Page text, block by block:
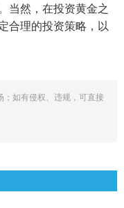
当然，在投资黄金之
合理的投资策略，以
；如有侵权、违规，可直接